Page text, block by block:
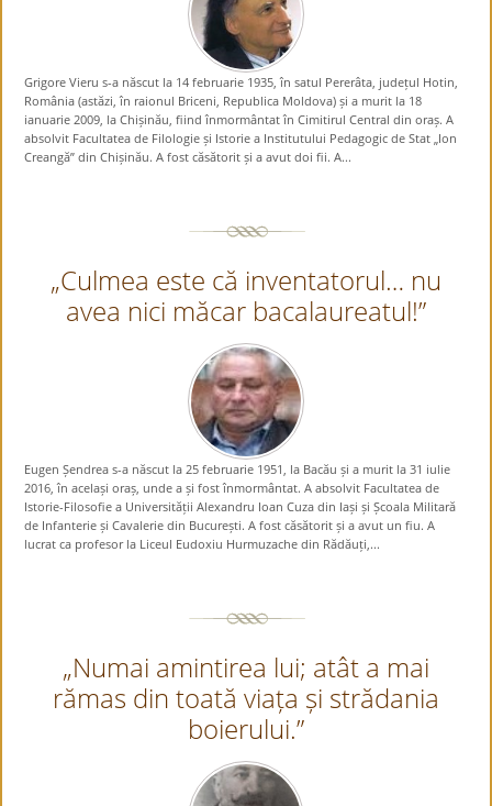
Grigore Vieru s-a născut la 14 februarie 1935, în satul Pererâta, județul Hotin,
România (astăzi, în raionul Briceni, Republica Moldova) și a murit la 18
ianuarie 2009, la Chișinău, fiind înmormântat în Cimitirul Central din oraș. A
absolvit Facultatea de Filologie și Istorie a Institutului Pedagogic de Stat „Ion
Creangă” din Chișinău. A fost căsătorit și a avut doi fii. A...
„Culmea este că inventatorul… nu
avea nici măcar bacalaureatul!”
Eugen Șendrea s-a născut la 25 februarie 1951, la Bacău și a murit la 31 iulie
2016, în același oraș, unde a și fost înmormântat. A absolvit Facultatea de
Istorie-Filosofie a Universității Alexandru Ioan Cuza din Iași și Școala Militară
de Infanterie și Cavalerie din București. A fost căsătorit și a avut un fiu. A
lucrat ca profesor la Liceul Eudoxiu Hurmuzache din Rădăuți,...
„Numai amintirea lui; atât a mai
rămas din toată viața și strădania
boierului.”